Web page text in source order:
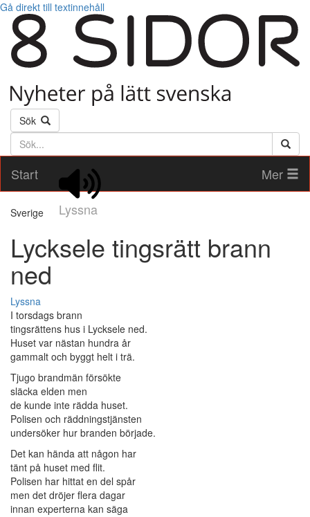
Gå direkt till textinnehåll
Sök
Söktext
Start
Lyssna
Mer
Sverige
Lycksele tingsrätt brann
ned
Lyssna
I torsdags brann
tingsrättens hus i Lycksele ned.
Huset var nästan hundra år
gammalt och byggt helt i trä.
Tjugo brandmän försökte
släcka elden men
de kunde inte rädda huset.
Polisen och räddningstjänsten
undersöker hur branden började.
Det kan hända att någon har
tänt på huset med flit.
Polisen har hittat en del spår
men det dröjer flera dagar
innan experterna kan säga